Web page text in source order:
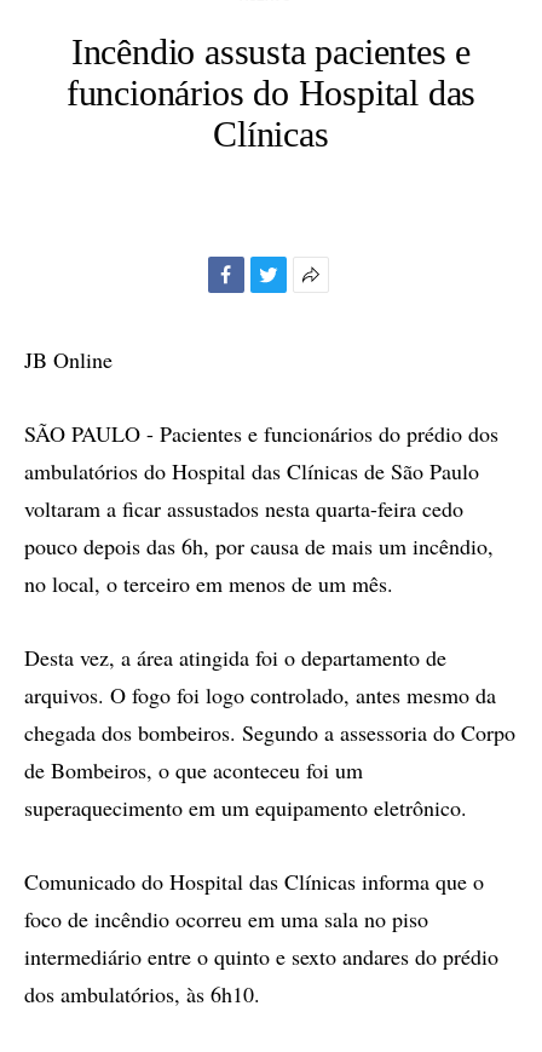
Incêndio assusta pacientes e
funcionários do Hospital das
Clínicas
JB Online
SÃO PAULO - Pacientes e funcionários do prédio dos
ambulatórios do Hospital das Clínicas de São Paulo
voltaram a ficar assustados nesta quarta-feira cedo
pouco depois das 6h, por causa de mais um incêndio,
no local, o terceiro em menos de um mês.
Desta vez, a área atingida foi o departamento de
arquivos. O fogo foi logo controlado, antes mesmo da
chegada dos bombeiros. Segundo a assessoria do Corpo
de Bombeiros, o que aconteceu foi um
superaquecimento em um equipamento eletrônico.
Comunicado do Hospital das Clínicas informa que o
foco de incêndio ocorreu em uma sala no piso
intermediário entre o quinto e sexto andares do prédio
dos ambulatórios, às 6h10.